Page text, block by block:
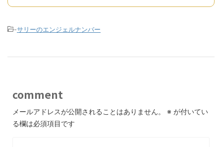
-サリーのエンジェルナンバー
comment
メールアドレスが公開されることはありません。 ※ が付いてい
る欄は必須項目です